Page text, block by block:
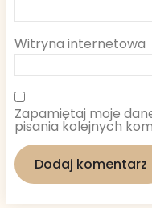
Witryna internetowa
Zapamiętaj moje
pisania kolejnych